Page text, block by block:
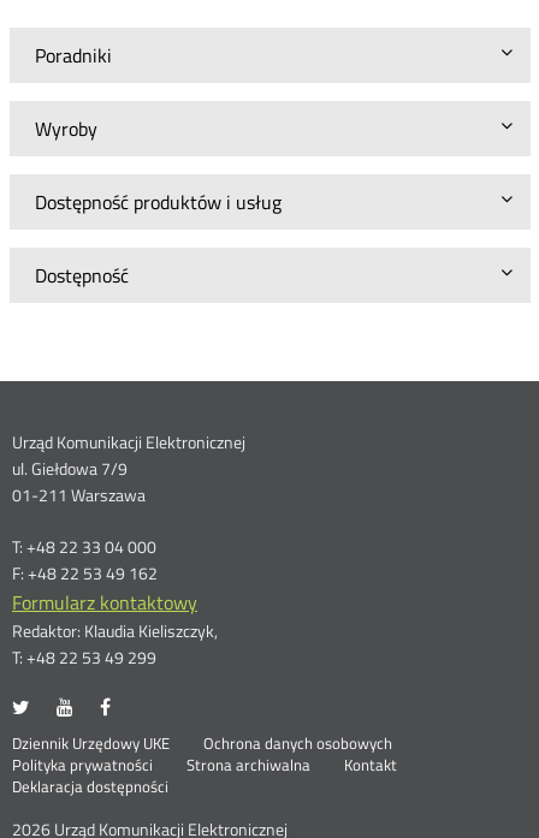
Poradniki
Wyroby
Dostępność produktów i usług
Dostępność
Dane
kontaktowe
Urząd Komunikacji Elektronicznej
ul. Giełdowa 7/9
01-211 Warszawa
T: +48 22 33 04 000
F: +48 22 53 49 162
Formularz kontaktowy
Redaktor: Klaudia Kieliszczyk,
T: +48 22 53 49 299
UKE
portalu
Twitter
Otwórz
nowym
oknie
UKE
portalu
Youtube
Otwórz
nowym
oknie
portalu
Facebook
nowym
oknie
Stopka
menu
Dziennik Urzędowy UKE Otwórz
Ochrona danych osobowych
Polityka prywatności
Otwórz
w
oknie
Strona archiwalna
Kontakt
Deklaracja dostępności
2026 Urząd Komunikacji Elektronicznej